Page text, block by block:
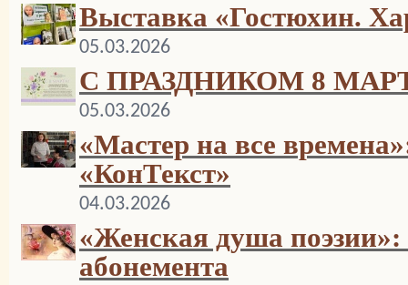
Выставка «Гостюхин.
05.03.2026
С ПРАЗДНИКОМ 8
05.03.2026
«Мастер на все
«КонТекст»
04.03.2026
«Женская душа поэзии»:
абонемента